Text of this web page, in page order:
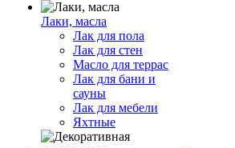
Лаки, масла
Лак для пола
Лак для стен
Масло для террас
Лак для бани и
сауны
Лак для мебели
Яхтные